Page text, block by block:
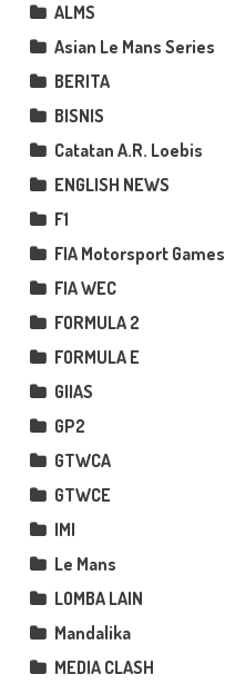
ALMS
Asian Le Mans Series
BERITA
BISNIS
Catatan A.R. Loebis
ENGLISH NEWS
F1
FIA Motorsport Games
FIA WEC
FORMULA 2
FORMULA E
GIIAS
GP2
GTWCA
GTWCE
IMI
Le Mans
LOMBA LAIN
Mandalika
MEDIA CLASH